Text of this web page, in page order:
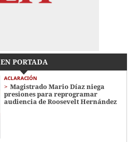
EN PORTADA
ACLARACIÓN
Magistrado Mario Díaz niega
presiones para reprogramar
audiencia de Roosevelt Hernández